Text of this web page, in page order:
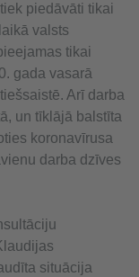
piedāvāti tikai
valsts
tikai
gada vasarā
Arī darba
un tīklājā balstīta
koronavīrusa
darba dzīves
situācija